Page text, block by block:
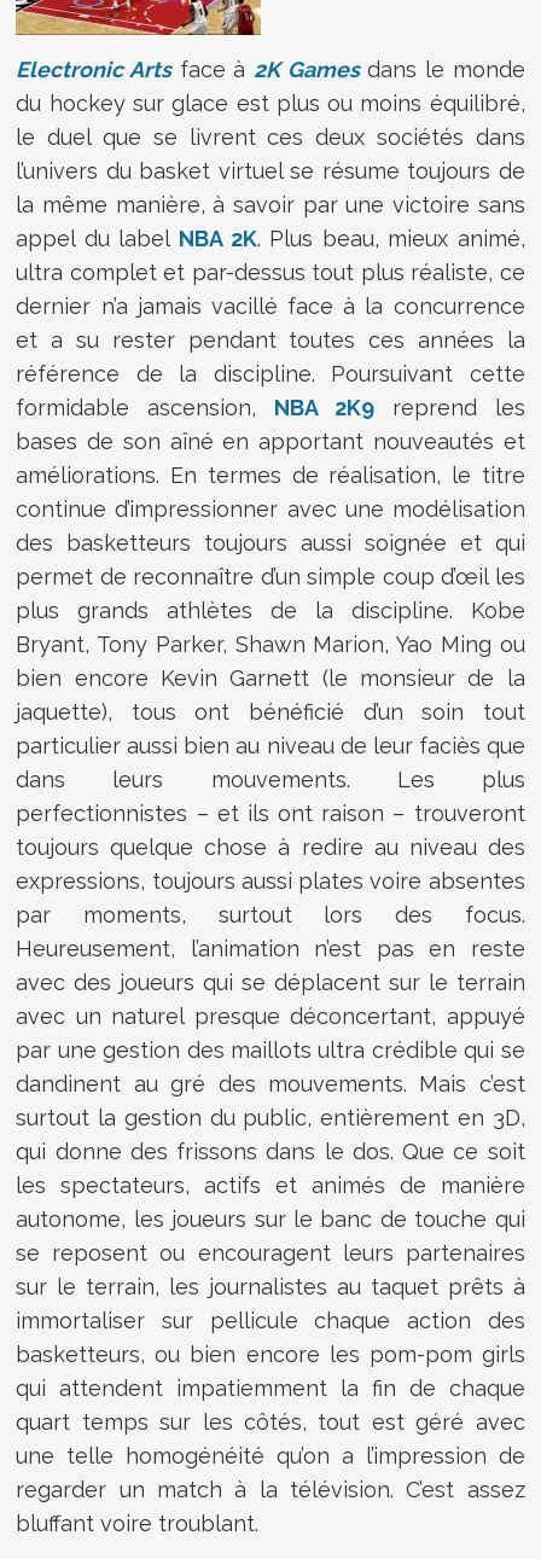
Electronic Artsface à 2K Gamesdans le monde
du hockey sur glace est plus ou moins équilibré,
le duel que se livrent ces deux sociétés dans
l’univers du basket virtuel se résume toujours de
la même manière, à savoir par une victoire sans
appel du label NBA 2K. Plus beau, mieux animé,
ultra complet et par-dessus tout plus réaliste, ce
dernier n’a jamais vacillé face à la concurrence
et a su rester pendant toutes ces années la
référence de la discipline. Poursuivant cette
formidable ascension, NBA 2K9reprend les
bases de son aîné en apportant nouveautés et
améliorations. En termes de réalisation, le titre
continue d’impressionner avec une modélisation
des basketteurs toujours aussi soignée et qui
permet de reconnaître d’un simple coup d’œil les
plus grands athlètes de la discipline. Kobe
Bryant, Tony Parker, Shawn Marion, Yao Ming ou
bien encore Kevin Garnett (le monsieur de la
jaquette), tous ont bénéficié d’un soin tout
particulier aussi bien au niveau de leur faciès que
dans leurs mouvements. Les plus
perfectionnistes – et ils ont raison – trouveront
toujours quelque chose à redire au niveau des
expressions, toujours aussi plates voire absentes
par moments, surtout lors des focus.
Heureusement, l’animation n’est pas en reste
avec des joueurs qui se déplacent sur le terrain
avec un naturel presque déconcertant, appuyé
par une gestion des maillots ultra crédible qui se
dandinent au gré des mouvements. Mais c’est
surtout la gestion du public, entièrement en 3D,
qui donne des frissons dans le dos. Que ce soit
les spectateurs, actifs et animés de manière
autonome, les joueurs sur le banc de touche qui
se reposent ou encouragent leurs partenaires
sur le terrain, les journalistes au taquet prêts à
immortaliser sur pellicule chaque action des
basketteurs, ou bien encore les pom-pom girls
qui attendent impatiemment la fin de chaque
quart temps sur les côtés, tout est géré avec
une telle homogénéité qu’on a l’impression de
regarder un match à la télévision. C’est assez
bluffant voire troublant.